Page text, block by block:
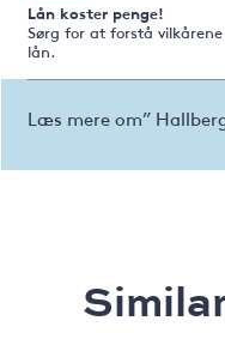
Lån koster penge!
Sørg for at forstå
lån.
Læs mere om”